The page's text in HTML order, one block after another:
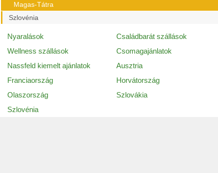
Magas-Tátra
Szlovénia
Nyaralások
Családbarát szállások
Wellness szállások
Csomagajánlatok
Nassfeld kiemelt ajánlatok
Ausztria
Franciaország
Horvátország
Olaszország
Szlovákia
Szlovénia